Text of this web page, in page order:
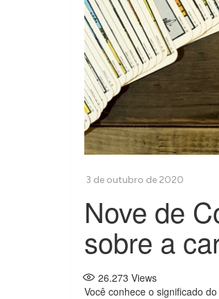
Nove de
sobre a
26.273 Views
Você conhece o significado